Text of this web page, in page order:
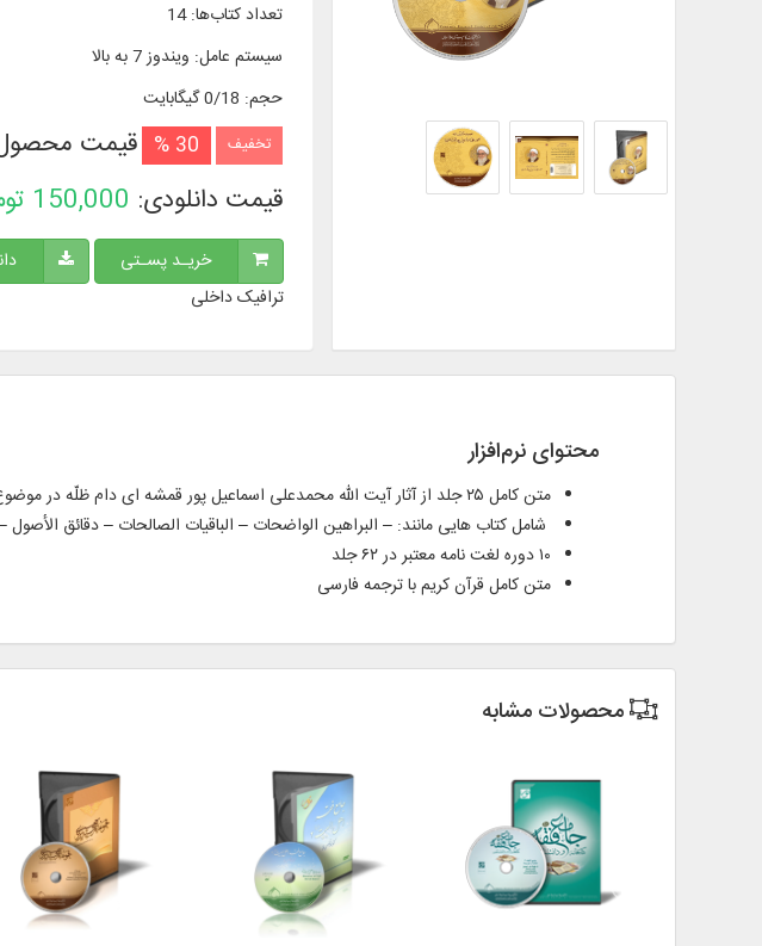
تعداد کتاب‌ها:
14
سیستم عامل: ویندوز 7 به بالا
حجم: 0/18 گیگابایت
تخفیف 30 % قیمت
قیمت دانلودی: 150,000
خریـد پسـتی
ترافیک داخلی
محتوای نرم‌افزار
متن کامل ۲۵ جلد از آثار آیت الله محمدعلی اسماعیل پور قمشه ای دام ظلّه در موضوع: - فقه استدلالی - فقه فتوایی - اصول فقه - حج
شامل کتاب هایی مانند: – البراهين الواضحات – الباقيات الصالحات – دقائق
۱۰ دوره لغت نامه معتبر در ۶۲ جلد
متن کامل قرآن کریم با ترجمه فارسی
محصولات مشابه